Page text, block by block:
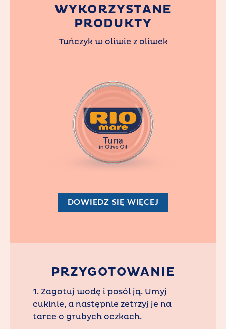
WYKORZYSTANE
PRODUKTY
Tuńczyk w oliwie z oliwek
DOWIEDZ SIĘ WIĘCEJ
PRZYGOTOWANIE
1. Zagotuj wodę i posól ją. Umyj
cukinie, a następnie zetrzyj je na
tarce o grubych oczkach.